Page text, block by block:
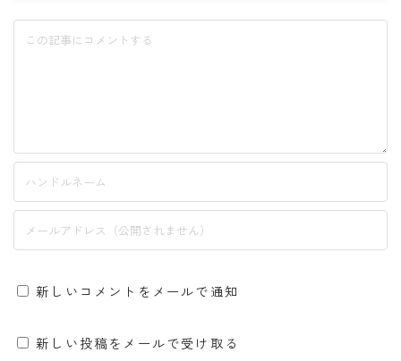
Follow Me
新しいコメントをメールで通知
新しい投稿をメールで受け取る